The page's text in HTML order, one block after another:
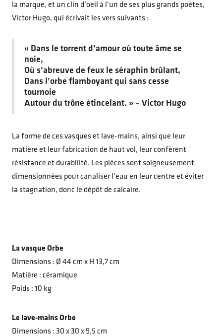
la marque, et un clin d’oeil à l’un de ses plus grands poètes,
Victor Hugo, qui écrivait les vers suivants :
« Dans le torrent d’amour où toute âme se
noie,
Où s’abreuve de feux le séraphin brûlant,
Dans l’orbe flamboyant qui sans cesse
tournoie
Autour du trône étincelant. » – Victor Hugo
La forme de ces vasques et lave-mains, ainsi que leur
matière et leur fabrication de haut vol, leur confèrent
résistance et durabilité. Les pièces sont soigneusement
dimensionnées pour canaliser l’eau en leur centre et éviter
la stagnation, donc le dépôt de calcaire.
La vasque Orbe
Dimensions : Ø 44 cm x H 13,7 cm
Matière : céramique
Poids : 10 kg
Le lave-mains Orbe
Dimensions : 30 x 30 x 9,5 cm